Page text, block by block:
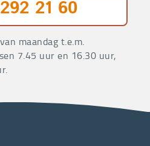
21 60
maandag t.e.m.
7.45 uur en 16.30 uur,